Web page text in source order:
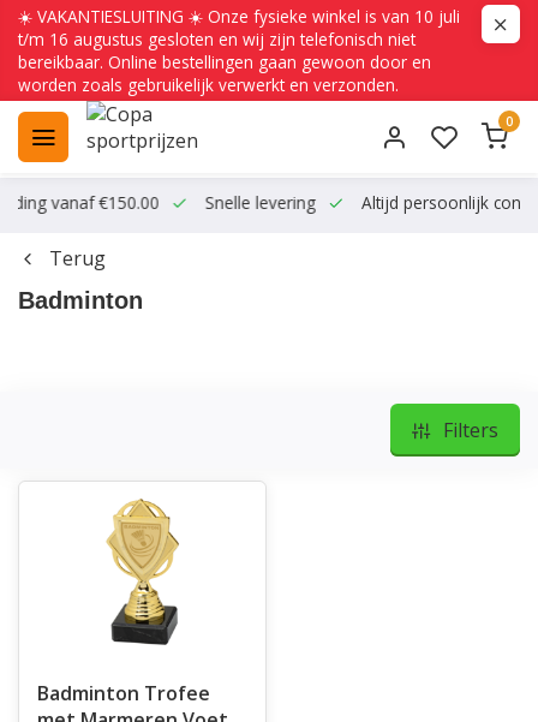
☀️ VAKANTIESLUITING ☀️ Onze fysieke winkel is van 10 juli
t/m 16 augustus gesloten en wij zijn telefonisch niet
bereikbaar. Online bestellingen gaan gewoon door en
worden zoals gebruikelijk verwerkt en verzonden.
0
vanaf €150.00 Snelle levering Altijd persoonlijk
Terug
Badminton
Filters
Badminton Trofee